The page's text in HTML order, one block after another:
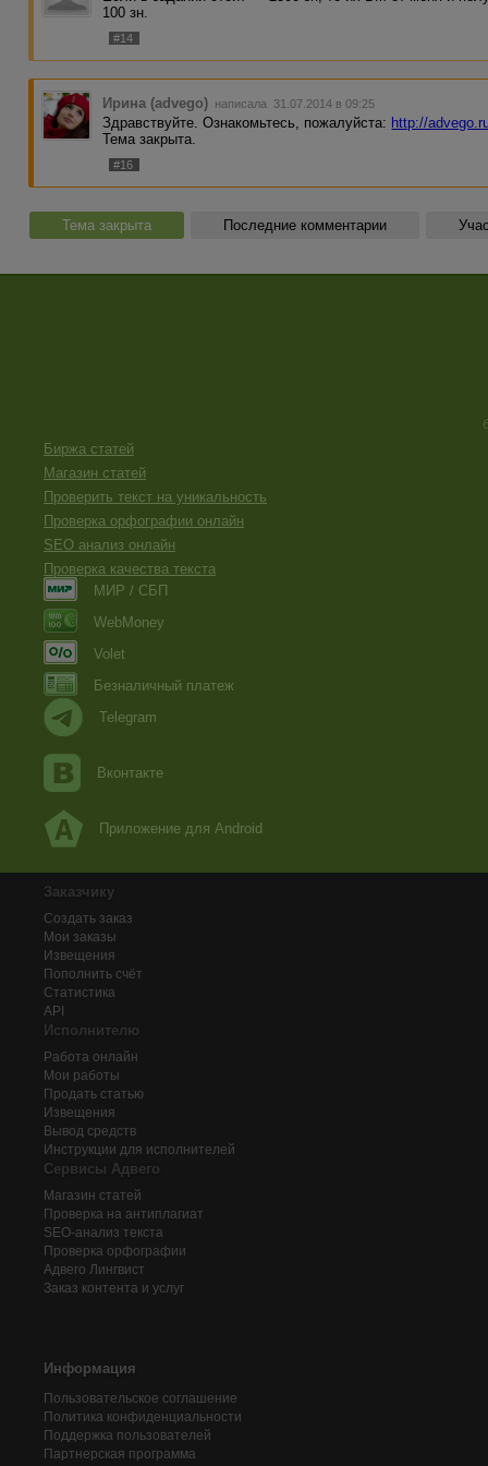
100 зн.
#14
Ирина (advego) написала 31.07.2014 в 09:25
Здравствуйте. Ознакомьтесь, пожалуйста: http://
Тема закрыта.
#16
Тема закрыта Последние комментарии
Биржа статей
Магазин статей
Проверить текст на уникальность
Проверка орфографии онлайн
SEO анализ онлайн
Проверка качества текста
МИР / СБП
WebMoney
Volet
Безналичный платеж
Telegram
Вконтакте
Приложение для Android
Заказчику
Создать заказ
Мои заказы
Извещения
Пополнить счёт
Статистика
API
Исполнителю
Работа онлайн
Мои работы
Продать статью
Извещения
Вывод средств
Инструкции для исполнителей
Сервисы Адвего
Магазин статей
Проверка на антиплагиат
SEO-анализ текста
Проверка орфографии
Адвего Лингвист
Заказ контента и услуг
Информация
Пользовательское соглашение
Политика конфиденциальности
Поддержка пользователей
Партнерская программа